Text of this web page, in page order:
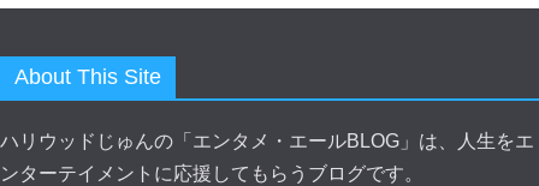
About This Site
ハリウッドじゅんの「エンタメ・エールBLOG」は、人生をエ
ンターテイメントに応援してもらうブログです。